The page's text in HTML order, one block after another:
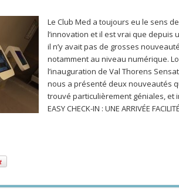
Le Club Med a toujours eu le sens de
l’innovation et il est vrai que depuis
il n’y avait pas de grosses
notamment au niveau numérique.
l’inauguration de Val Thorens
nous a présenté deux nouveautés
trouvé particulièrement géniales, et
EASY CHECK-IN : UNE ARRIVÉE